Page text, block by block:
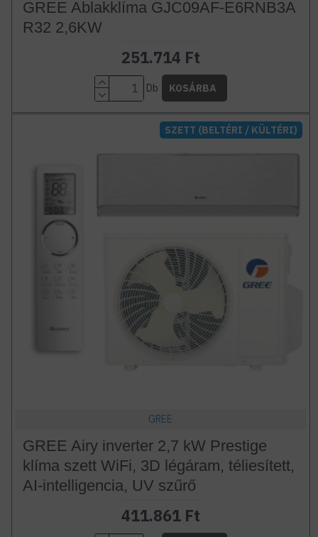
GREE Ablakklíma GJC09AF-E6RNB3A
R32 2,6KW
251.714 Ft
Db KOSÁRBA
SZETT (BELTÉRI / KÜLTÉRI)
GREE
GREE Airy inverter 2,7 kW Prestige
klíma szett WiFi, 3D légáram, téliesített,
AI-intelligencia, UV szűrő
411.861 Ft